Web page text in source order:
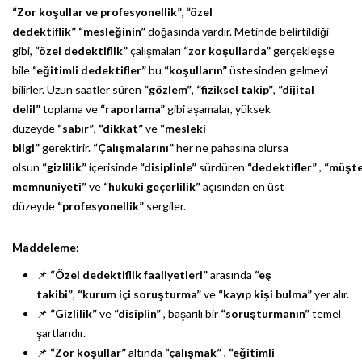
“Zor koşullar ve profesyonellik”, “özel
dedektiflik” “mesleğinin”doğasında vardır. Metinde belirtildiği
gibi, “özel dedektiflik”çalışmaları “zor koşullarda”gerçekleşse
bile “eğitimli dedektifler”bu “koşulların”üstesinden gelmeyi
bilirler. Uzun saatler süren “gözlem”, “fiziksel takip”, “dijital
delil”toplama ve “raporlama”gibi aşamalar, yüksek
düzeyde “sabır”, “dikkat”ve “mesleki
bilgi”gerektirir. “Çalışmalarını”her ne pahasına olursa
olsun “gizlilik”içerisinde “disiplinle” sürdüren “dedektifler”,
memnuniyeti”ve “hukuki geçerlilik”açısından en üst
düzeyde “profesyonellik” sergiler.
Maddeleme:
📌 “Özel dedektiflik faaliyetleri”arasında “eş
takibi”, “kurum içi soruşturma”ve “kayıp kişi bulma”yer alır.
📌 “Gizlilik”ve “disiplin”, başarılı bir “soruşturmanın”temel
şartlarıdır.
📌 “Zor koşullar”altında “çalışmak”, “eğitimli